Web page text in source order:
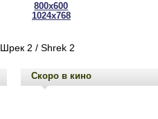
800x600
1024x768
Шрек 2 / Shrek 2
Скоро в кино